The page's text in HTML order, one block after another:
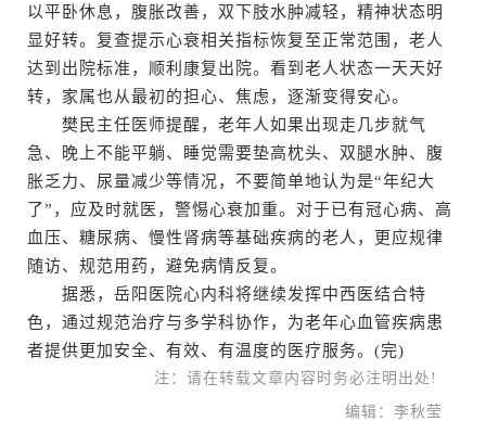
以平卧休息，腹胀改善，双下肢水肿减轻，精神状态明
显好转。复查提示心衰相关指标恢复至正常范围，老人
达到出院标准，顺利康复出院。看到老人状态一天天好
转，家属也从最初的担心、焦虑，逐渐变得安心。
樊民主任医师提醒，老年人如果出现走几步就气
急、晚上不能平躺、睡觉需要垫高枕头、双腿水肿、腹
胀乏力、尿量减少等情况，不要简单地认为是“年纪大
了”，应及时就医，警惕心衰加重。对于已有冠心病、高
血压、糖尿病、慢性肾病等基础疾病的老人，更应规律
随访、规范用药，避免病情反复。
据悉，岳阳医院心内科将继续发挥中西医结合特
色，通过规范治疗与多学科协作，为老年心血管疾病患
者提供更加安全、有效、有温度的医疗服务。(完)
注：请在转载文章内容时务必注明出处!
编辑：李秋莹